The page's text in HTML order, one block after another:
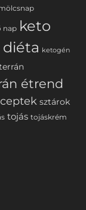
nap keto
ketogén
étrend
sztárok
tojás tojáskrém